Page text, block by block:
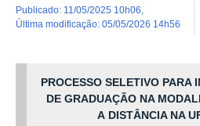
publicado: 11/05/2025 10h06
última modificação: 05/05/2026 14h56
PROCESSO SELETIVO PARA
DE GRADUAÇÃO NA
A DISTÂNCIA NA